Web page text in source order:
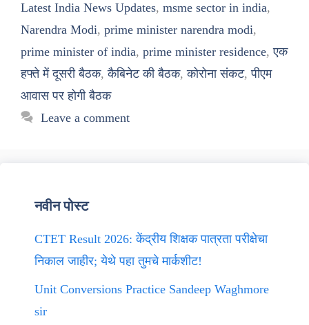
Latest India News Updates, msme sector in india,
Narendra Modi, prime minister narendra modi,
prime minister of india, prime minister residence,एक
हफ्ते में दूसरी बैठक,कैबिनेट की बैठक,कोरोना संकट,पीएम
आवास पर होगी बैठक
Leave a comment
नवीन पोस्ट
CTET Result 2026: केंद्रीय शिक्षक पात्रता परीक्षेचा
निकाल जाहीर; येथे पहा तुमचे मार्कशीट!
Unit Conversions Practice Sandeep Waghmore
sir